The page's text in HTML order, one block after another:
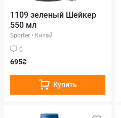
1109 зеленый Шейкер
550 мл
Sporter • Китай
0
695₴
Купить